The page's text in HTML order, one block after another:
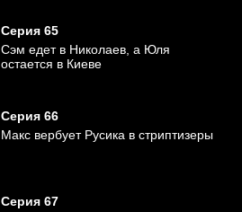
Серия 65
Сэм едет в Николаев, а Юля
остается в Киеве
Серия 66
Макс вербует Русика в стриптизеры
Серия 67